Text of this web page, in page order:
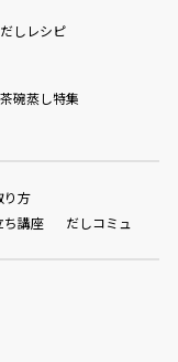
しレシピ
茶碗蒸し特集
り方
ち講座 だしコミュ